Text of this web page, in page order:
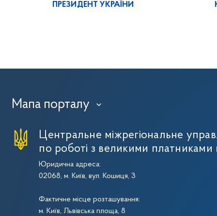
ПРЕЗИДЕНТ УКРАЇНИ
Мапа порталу ›
Центральне міжрегіональне
по роботі з великими платниками
Юридична адреса:
02068, м. Київ, вул. Кошиця, 3
Фактичне місце розташування:
м. Київ, Львівська площа, 8